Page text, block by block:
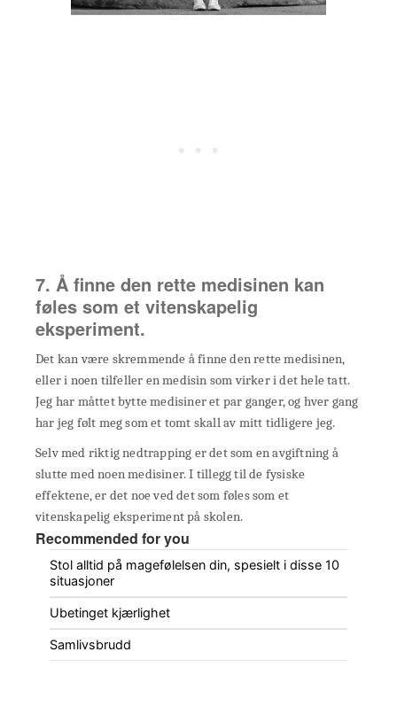
7. Å finne den rette medisinen kan
føles som et vitenskapelig
eksperiment.
Det kan være skremmende å finne den rette medisinen,
eller i noen tilfeller en medisin som virker i det hele tatt.
Jeg har måttet bytte medisiner et par ganger, og hver gang
har jeg følt meg som et tomt skall av mitt tidligere jeg.
Selv med riktig nedtrapping er det som en avgiftning å
slutte med noen medisiner. I tillegg til de fysiske
effektene, er det noe ved det som føles som et
vitenskapelig eksperiment på skolen.
Recommended for you
Stol alltid på magefølelsen din, spesielt i disse 10
situasjoner
Ubetinget kjærlighet
Samlivsbrudd